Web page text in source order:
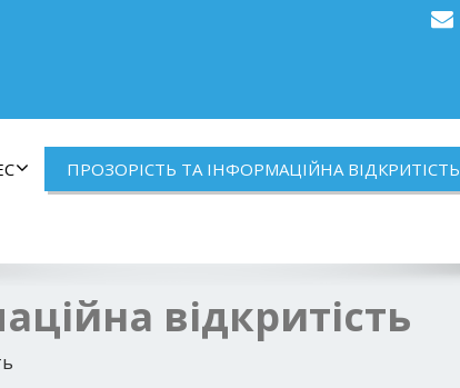
ПРОЗОРІСТЬ ТА ІНФОРМАЦІЙНА ВІДКРИТІСТЬ
відкритість